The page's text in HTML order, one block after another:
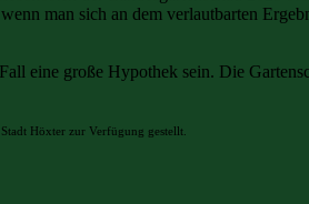
man sich an dem verlautbarten
eine große Hypothek sein. Die
Höxter zur Verfügung gestellt.